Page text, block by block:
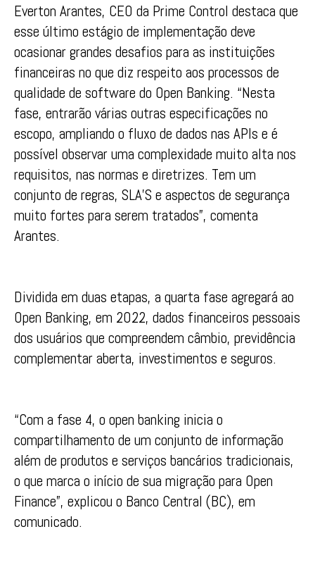
Everton Arantes, CEO da Prime Control destaca que
esse último estágio de implementação deve
ocasionar grandes desafios para as instituições
financeiras no que diz respeito aos processos de
qualidade de software do Open Banking. “Nesta
fase, entrarão várias outras especificações no
escopo, ampliando o fluxo de dados nas APIs e é
possível observar uma complexidade muito alta nos
requisitos, nas normas e diretrizes. Tem um
conjunto de regras, SLA’S e aspectos de segurança
muito fortes para serem tratados”, comenta
Arantes.
Dividida em duas etapas, a quarta fase agregará ao
Open Banking, em 2022, dados financeiros pessoais
dos usuários que compreendem câmbio, previdência
complementar aberta, investimentos e seguros.
“Com a fase 4, o open banking inicia o
compartilhamento de um conjunto de informação
além de produtos e serviços bancários tradicionais,
o que marca o início de sua migração para Open
Finance”, explicou o Banco Central (BC), em
comunicado.